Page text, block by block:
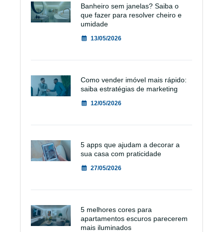
Banheiro sem janelas? Saiba o
que fazer para resolver cheiro e
umidade
13/05/2026
Como vender imóvel mais rápido:
saiba estratégias de marketing
12/05/2026
5 apps que ajudam a decorar a
sua casa com praticidade
27/05/2026
5 melhores cores para
apartamentos escuros parecerem
mais iluminados